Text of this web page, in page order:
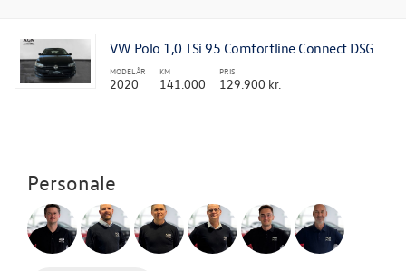
VW Polo 1,0 TSi 95 Comfortline Connect DSG
MODELÅR
2020
KM
141.000
PRIS
129.900 kr.
Personale